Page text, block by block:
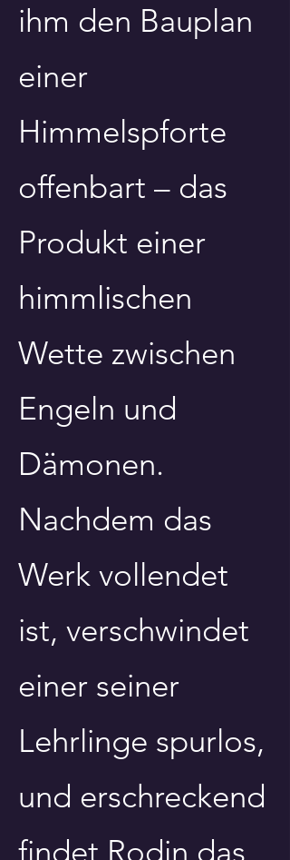
ihm den Bauplan
einer
Himmelspforte
offenbart – das
Produkt einer
himmlischen
Wette zwischen
Engeln und
Dämonen.
Nachdem das
Werk vollendet
ist, verschwindet
einer seiner
Lehrlinge spurlos,
und erschreckend
findet Rodin das